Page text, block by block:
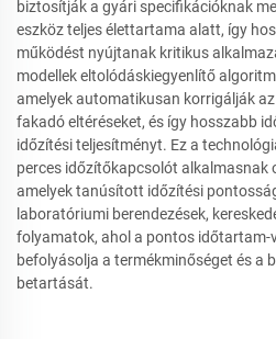
biztosítják a gyári specifikációknak
eszköz teljes élettartama alatt, így
működést nyújtanak kritikus
modellek eltolódáskiegyenlítő
amelyek automatikusan korrigálják
fakadó eltéréseket, és így hosszabb
időzítési teljesítményt. Ez a
perces időzítőkapcsolót alkalmasnak
amelyek tanúsított időzítési
laboratóriumi berendezések,
folyamatok, ahol a pontos időtartam-
befolyásolja a termékminőséget és a
betartását.